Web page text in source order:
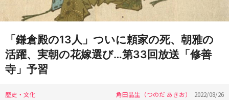
「鎌倉殿の13人」ついに頼家の死、朝雅の
活躍、実朝の花嫁選び…第33回放送「修善
寺」予習
歴史・文化 角田晶生（つのだ あきお） 2022/08/26